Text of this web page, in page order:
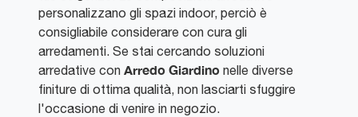
personalizzano gli spazi indoor, perciò è
consigliabile considerare con cura gli
arredamenti. Se stai cercando soluzioni
arredative con Arredo Giardino nelle diverse
finiture di ottima qualità, non lasciarti sfuggire
l'occasione di venire in negozio.